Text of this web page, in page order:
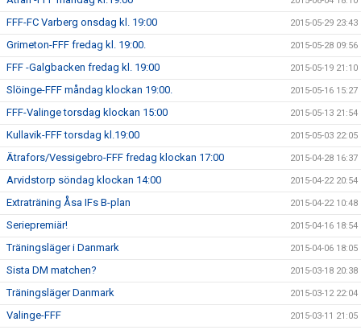
FFF-FC Varberg onsdag kl. 19:00 2015-05-29 23:43
Grimeton-FFF fredag kl. 19:00. 2015-05-28 09:56
FFF -Galgbacken fredag kl. 19:00 2015-05-19 21:10
Slöinge-FFF måndag klockan 19:00. 2015-05-16 15:27
FFF-Valinge torsdag klockan 15:00 2015-05-13 21:54
Kullavik-FFF torsdag kl.19:00 2015-05-03 22:05
Ätrafors/Vessigebro-FFF fredag klockan 17:00 2015-04-28 16:37
Arvidstorp söndag klockan 14:00 2015-04-22 20:54
Extraträning Åsa IFs B-plan 2015-04-22 10:48
Seriepremiär! 2015-04-16 18:54
Träningsläger i Danmark 2015-04-06 18:05
Sista DM matchen? 2015-03-18 20:38
Träningsläger Danmark 2015-03-12 22:04
Valinge-FFF 2015-03-11 21:05